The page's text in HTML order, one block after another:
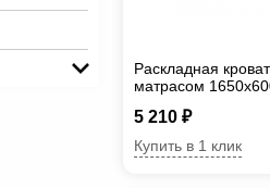
Раскладная
матрасом
5 210 ₽
Купить в 1 клик